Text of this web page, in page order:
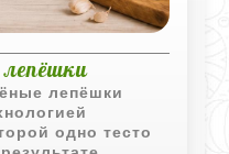
лепёшки
одно тесто